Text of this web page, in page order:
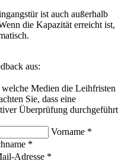
ist auch außerhalb
die Kapazität erreicht ist,
aus:
Medien die Leihfristen
Sie, dass eine
Überprüfung durchgeführt
Vorname *
*
Adresse *